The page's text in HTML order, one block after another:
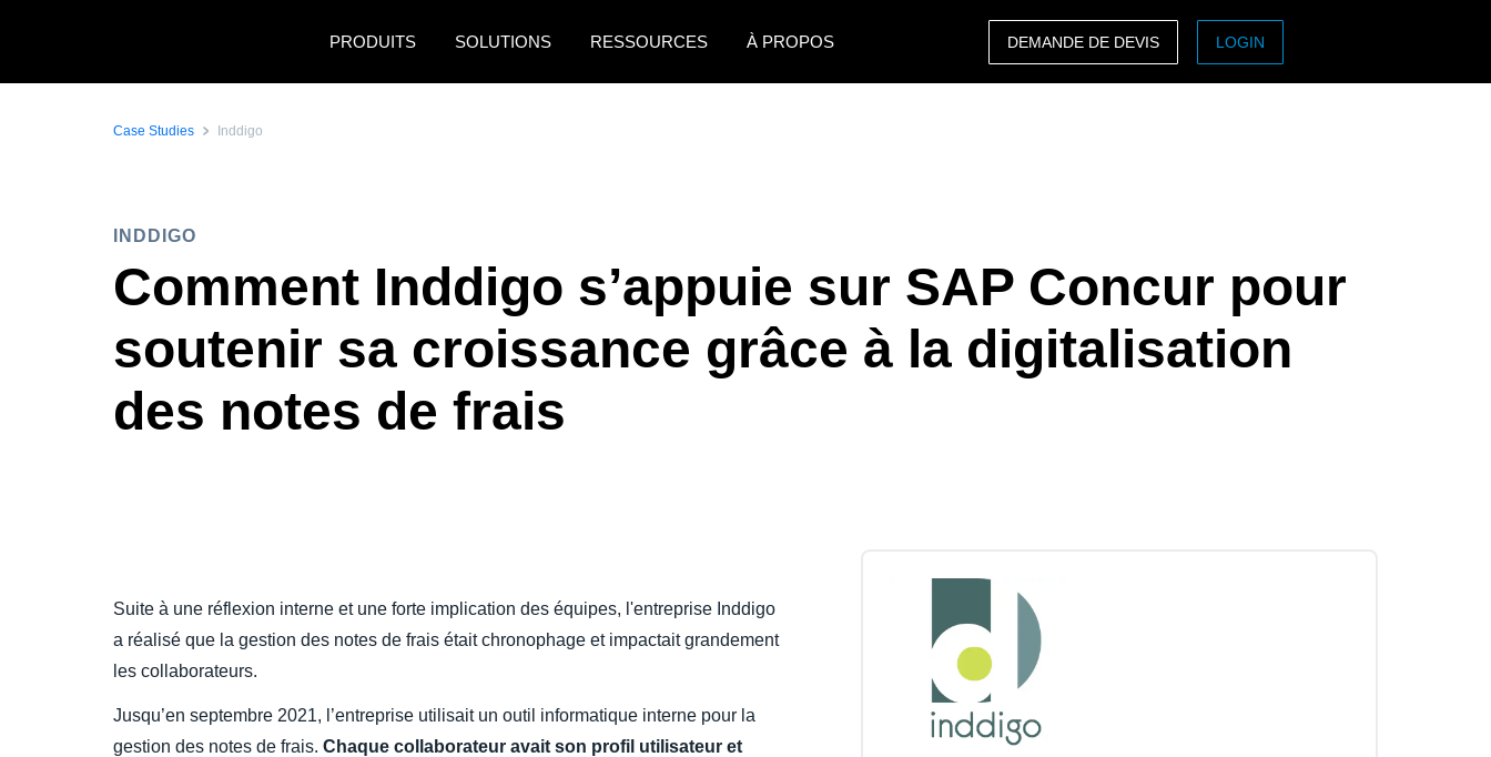
PRODUITS
SOLUTIONS RESSOURCES À PROPOS
México (Español)
Brasil (Português)
Italia (Italiano)
Nederlands (English)
Singapore (English)
DEMANDE DE DEVIS LOGIN
Case Studies Inddigo
INDDIGO
Comment Inddigo s’appuie sur SAP Concur pour
soutenir sa croissance grâce à la digitalisation
des notes de frais
Suite à une réflexion interne et une forte implication des équipes, l'entreprise Inddigo
a réalisé que la gestion des notes de frais était chronophage et impactait grandement
les collaborateurs.
Jusqu’en septembre 2021, l’entreprise utilisait un outil informatique interne pour la
gestion des notes de frais. Chaque collaborateur avait son profil utilisateur et